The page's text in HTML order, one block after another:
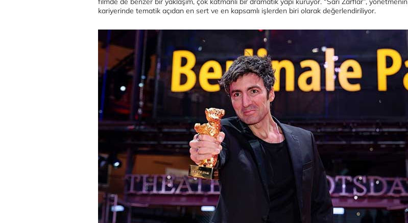
kariyerinde tematik açıdan en sert ve en kapsamlı işlerden biri olarak değerlendiriliyor.